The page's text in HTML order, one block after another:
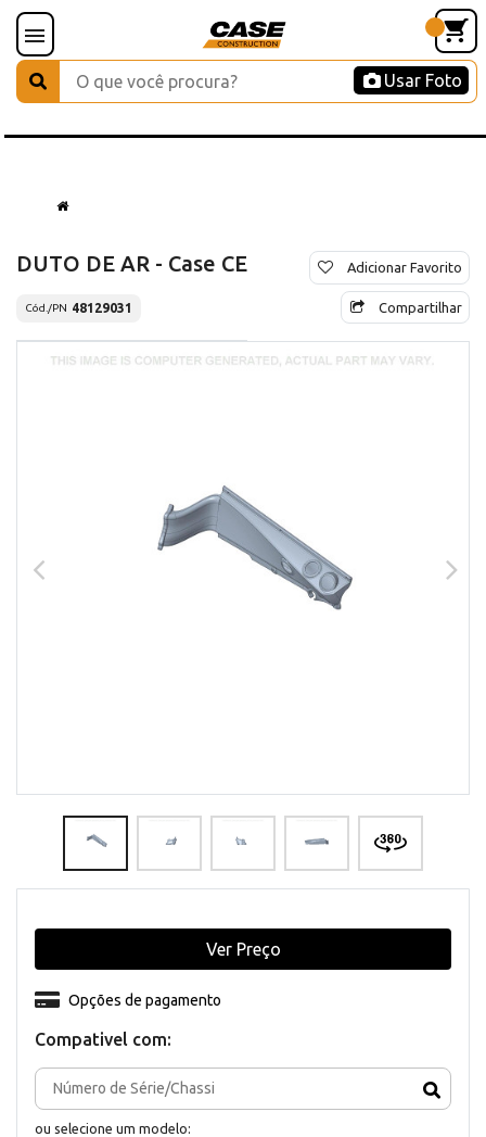
Usar Foto
DUTO DE AR - Case CE
Cód./PN 48129031
Adicionar Favorito
Compartilhar
Compativel com:
ou selecione um modelo:
Opções de pagamento
Ver Preço